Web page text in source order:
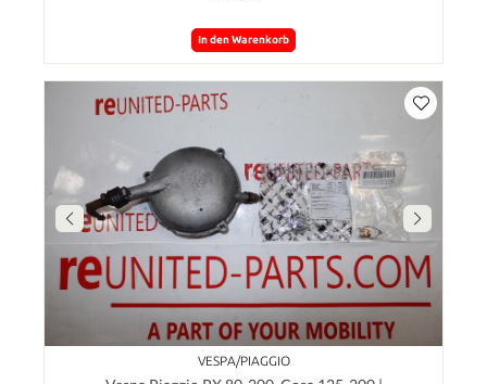
In den Warenkorb
VESPA/PIAGGIO